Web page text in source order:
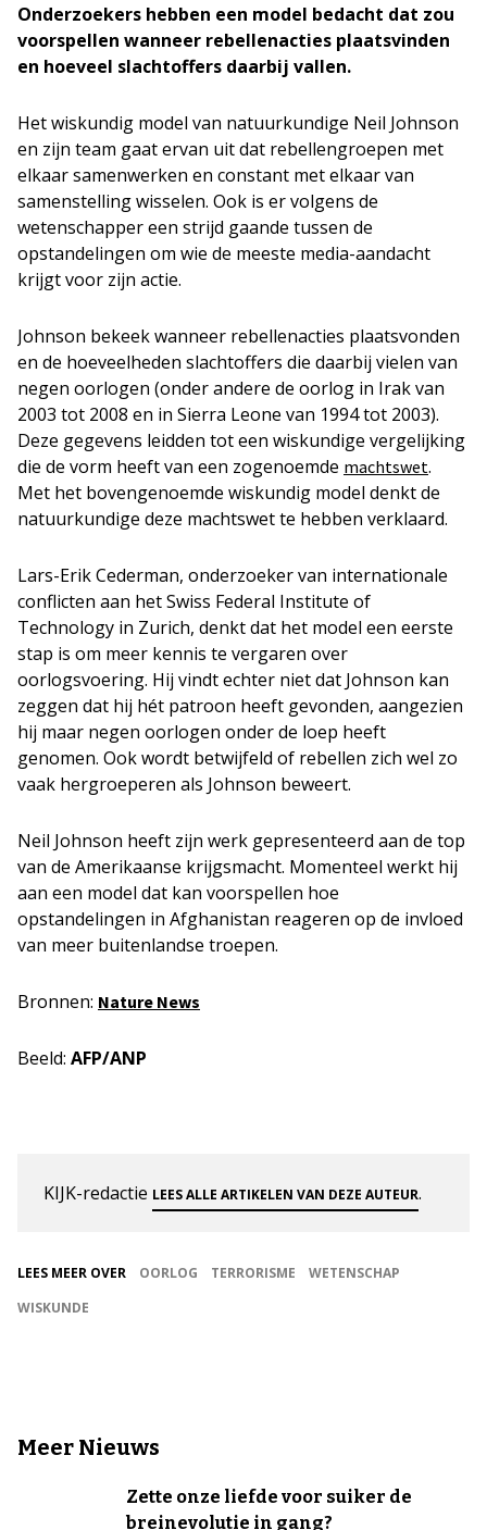
Onderzoekers hebben een model bedacht dat zou
voorspellen wanneer rebellenacties plaatsvinden
en hoeveel slachtoffers daarbij vallen.
Het wiskundig model van natuurkundige Neil Johnson
en zijn team gaat ervan uit dat rebellengroepen met
elkaar samenwerken en constant met elkaar van
samenstelling wisselen. Ook is er volgens de
wetenschapper een strijd gaande tussen de
opstandelingen om wie de meeste media-aandacht
krijgt voor zijn actie.
Johnson bekeek wanneer rebellenacties plaatsvonden
en de hoeveelheden slachtoffers die daarbij vielen van
negen oorlogen (onder andere de oorlog in Irak van
2003 tot 2008 en in Sierra Leone van 1994 tot 2003).
Deze gegevens leidden tot een wiskundige vergelijking
die de vorm heeft van een zogenoemde machtswet.
Met het bovengenoemde wiskundig model denkt de
natuurkundige deze machtswet te hebben verklaard.
Lars-Erik Cederman, onderzoeker van internationale
conflicten aan het Swiss Federal Institute of
Technology in Zurich, denkt dat het model een eerste
stap is om meer kennis te vergaren over
oorlogsvoering. Hij vindt echter niet dat Johnson kan
zeggen dat hij hét patroon heeft gevonden, aangezien
hij maar negen oorlogen onder de loep heeft
genomen. Ook wordt betwijfeld of rebellen zich wel zo
vaak hergroeperen als Johnson beweert.
Neil Johnson heeft zijn werk gepresenteerd aan de top
van de Amerikaanse krijgsmacht. Momenteel werkt hij
aan een model dat kan voorspellen hoe
opstandelingen in Afghanistan reageren op de invloed
van meer buitenlandse troepen.
Bronnen: Nature News
Beeld: AFP/ANP
KIJK-redactie LEES ALLE ARTIKELEN VAN DEZE AUTEUR.
LEES MEER OVER OORLOG TERRORISME
WETENSCHAP
WISKUNDE
Meer Nieuws
Zette onze liefde voor suiker de
breinevolutie in gang?